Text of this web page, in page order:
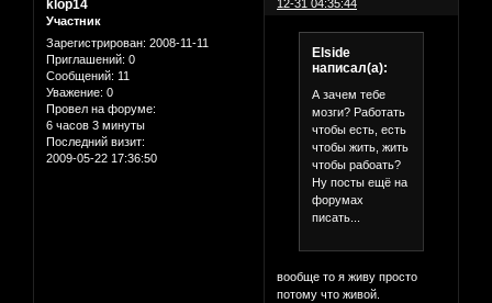
12-31 04:35:44
klop14
Участник
Зарегистрирован: 2008-11-11
Приглашений: 0
Сообщений: 11
Уважение: 0
Провел на форуме:
6 часов 3 минуты
Последний визит:
2009-05-22 17:36:50
Elside
написал(а):
А зачем тебе
мозги? Работать
чтобы есть, есть
чтобы жить, жить
чтобы рабоать?
Ну посты ещё на
форумах
писать...
вообще то я живу просто
потому что живой.